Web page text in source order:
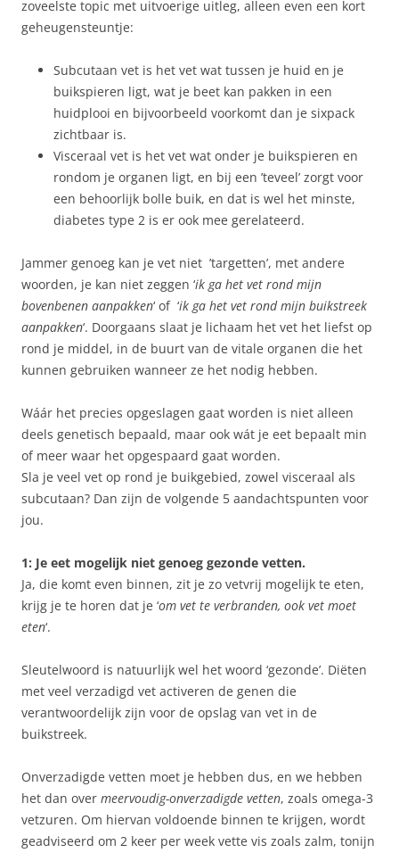
zoveelste topic met uitvoerige uitleg, alleen even een kort
geheugensteuntje:
Subcutaan vet is het vet wat tussen je huid en je
buikspieren ligt, wat je beet kan pakken in een
huidplooi en bijvoorbeeld voorkomt dan je sixpack
zichtbaar is.
Visceraal vet is het vet wat onder je buikspieren en
rondom je organen ligt, en bij een ’teveel’ zorgt voor
een behoorlijk bolle buik, en dat is wel het minste,
diabetes type 2 is er ook mee gerelateerd.
Jammer genoeg kan je vet niet ’targetten’, met andere
woorden, je kan niet zeggen ‘ik ga het vet rond mijn
bovenbenen aanpakken‘ of ‘ik ga het vet rond mijn buikstreek
aanpakken‘. Doorgaans slaat je lichaam het vet het liefst op
rond je middel, in de buurt van de vitale organen die het
kunnen gebruiken wanneer ze het nodig hebben.
Wáár het precies opgeslagen gaat worden is niet alleen
deels genetisch bepaald, maar ook wát je eet bepaalt min
of meer waar het opgespaard gaat worden.
Sla je veel vet op rond je buikgebied, zowel visceraal als
subcutaan? Dan zijn de volgende 5 aandachtspunten voor
jou.
1: Je eet mogelijk niet genoeg gezonde vetten.
Ja, die komt even binnen, zit je zo vetvrij mogelijk te eten,
krijg je te horen dat je ‘om vet te verbranden, ook vet moet
eten‘.
Sleutelwoord is natuurlijk wel het woord ‘gezonde’. Diëten
met veel verzadigd vet activeren de genen die
verantwoordelijk zijn voor de opslag van vet in de
buikstreek.
Onverzadigde vetten moet je hebben dus, en we hebben
het dan over meervoudig-onverzadigde vetten, zoals omega-3
vetzuren. Om hiervan voldoende binnen te krijgen, wordt
geadviseerd om 2 keer per week vette vis zoals zalm, tonijn